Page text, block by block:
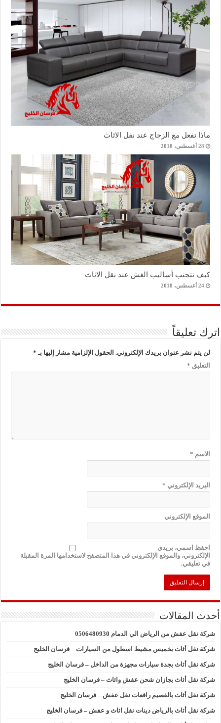
ماذا تفعل مع الزجاج عند نقل الاثاث
28 أغسطس، 2018
كيف تتجنب أساليب الغش عند نقل الاثاث
24 أغسطس، 2018
اترك تعليقاً
لن يتم نشر عنوان بريدك الإلكتروني. الحقول الإلزامية مشار إليها بـ *
التعليق *
الاسم *
البريد الإلكتروني *
الموقع الإلكتروني
احفظ اسمي، بريدي
الإلكتروني، والموقع الإلكتروني في هذا المتصفح لاستخدامها المرة المقبلة
في تعليقي.
أحدث المقالات
شركة نقل عفش من الرياض الي الدمام 0506480930
شركة نقل أثاث بخميس مشيط اسطول من السيارات – فرسان الخليج
شركة نقل أثاث بجدة سيارات مجهزة من الداخل – فرسان الخليج
شركة نقل أثاث بجازان شحن عفش واثاث – فرسان الخليج
شركة نقل أثاث بالقصيم رافعات نقل عفش – فرسان الخليج
شركة نقل أثاث بالرياض دينات نقل اثاث و عفش – فرسان الخليج